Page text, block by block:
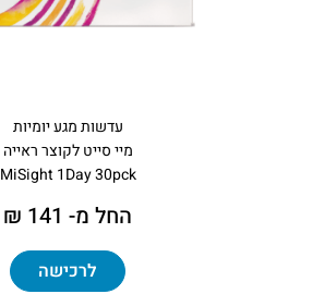
עדשות מגע יומיות
מיי סייט לקוצר ראייה
MiSight 1Day 30pck
החל מ- 141 ₪
לרכישה